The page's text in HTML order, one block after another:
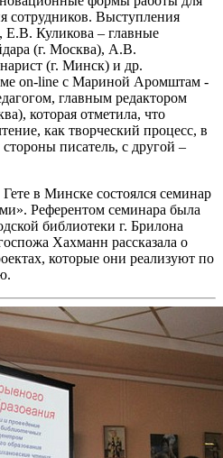
сотрудников. Выступления
Куликова – главные
(г. Москва), А.В.
(г. Минск) и др.
on-line с Мариной Аромштам -
главным редактором
которая отметила, что
как творческий процесс, в
писатель, с другой –
в Минске состоялся семинар
Референтом семинара была
библиотеки г. Брилона
Хахманн рассказала о
которые они реализуют по